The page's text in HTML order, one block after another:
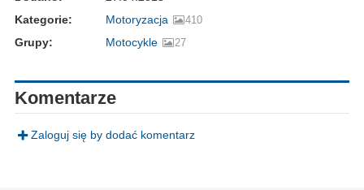
Kategorie:
Motoryzacja 410
Grupy: Motocykle 27
Komentarze
Zaloguj się by dodać komentarz